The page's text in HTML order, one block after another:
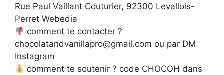
Rue Paul Vaillant Couturier, 92300 Levallois-
Perret Webedia
comment te contacter ?
chocolatandvanillapro@gmail.com ou par DM
Instagram
comment te soutenir ? code CHOCOH dans